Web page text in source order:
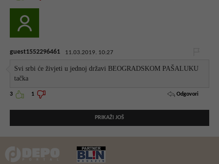
guest1552296461 11.03.2019. 10:27
Svi srbi će živjeti u jednoj državi BEOGRADSKOM PAŠALUKU
tačka
3 1 Odgovori
PRIKAŽI JOŠ